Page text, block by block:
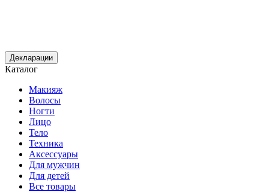
Декларации
Каталог
Макияж
Волосы
Ногти
Лицо
Тело
Техника
Аксессуары
Для мужчин
Для детей
Все товары